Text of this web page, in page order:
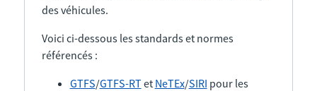
des véhicules.
Voici ci-dessous les standards et normes
référencés :
GTFS/GTFS-RTet NeTEx/SIRI pour les